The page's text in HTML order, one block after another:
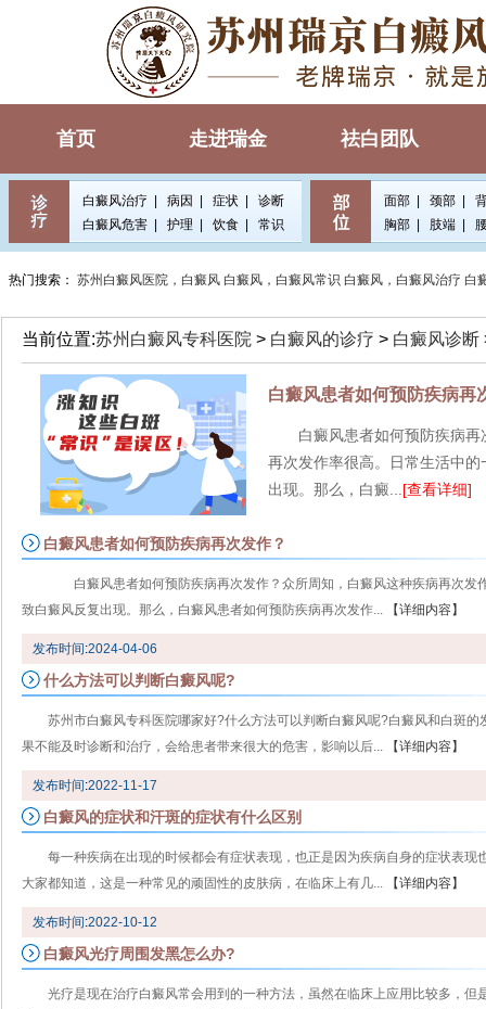
首页 走进瑞金 祛白团队
白癜风治疗 病因 症状
诊断
白癜风危害
护理 饮食 常识
面部 颈部
胸部
肢端
热门搜索： 苏州白癜风医院，白癜风 白癜风，白癜风常识 白癜风，白癜风治疗 白
当前位置:苏州白癜风专科医院 > 白癜风的诊疗 > 白癜风诊断
白癜风患者如何预防疾病再
白癜风患者如何预防疾病再
再次发作率很高。日常生活中
出现。那么，白癜... [查看详细]
白癜风患者如何预防疾病再次发作？
白癜风患者如何预防疾病再次发作？众所周知，白癜风这种疾病再次发
致白癜风反复出现。那么，白癜风患者如何预防疾病再次发作...
【详细内容】
发布时间:2024-04-06
什么方法可以判断白癜风呢?
苏州市白癜风专科医院哪家好?什么方法可以判断白癜风呢?白癜风和白斑
果不能及时诊断和治疗，会给患者带来很大的危害，影响以后...
【详细内容】
发布时间:2022-11-17
白癜风的症状和汗斑的症状有什么区别
每一种疾病在出现的时候都会有症状表现，也正是因为疾病自身的症状表现
大家都知道，这是一种常见的顽固性的皮肤病，在临床上有几...
【详细内容】
发布时间:2022-10-12
白癜风光疗周围发黑怎么办?
光疗是现在治疗白癜风常会用到的一种方法，虽然在临床上应用比较多，但